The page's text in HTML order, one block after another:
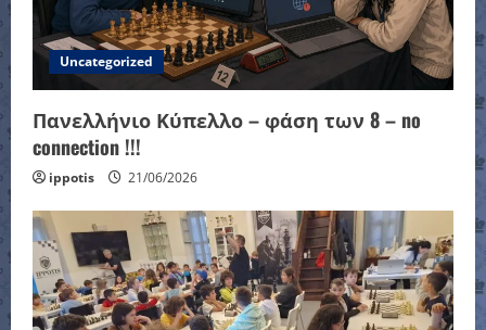
Uncategorized
Πανελλήνιο Κύπελλο – φάση των 8 – no
connection !!!
ippotis 21/06/2026